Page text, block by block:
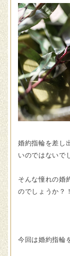
婚約指輪を差し
いのではないで
そんな憧れの婚
のでしょうか？！
今回は婚約指輪